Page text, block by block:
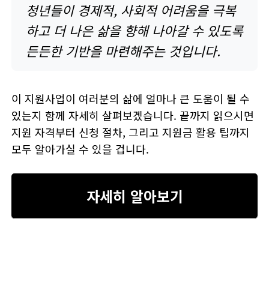
청년들이 경제적, 사회적 어려움을 극복
하고 더 나은 삶을 향해 나아갈 수 있도록
든든한 기반을 마련해주는 것입니다.
이 지원사업이 여러분의 삶에 얼마나 큰 도움이 될 수
있는지 함께 자세히 살펴보겠습니다. 끝까지 읽으시면
지원 자격부터 신청 절차, 그리고 지원금 활용 팁까지
모두 알아가실 수 있을 겁니다.
자세히 알아보기